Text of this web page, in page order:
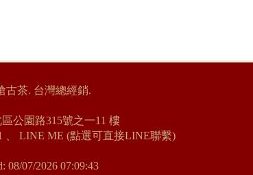
古茶. 台灣總經銷.
公園路315號之一11 樓
、LINE ME (點選可直接LINE聯繫)
08/07/2026 07:09:43